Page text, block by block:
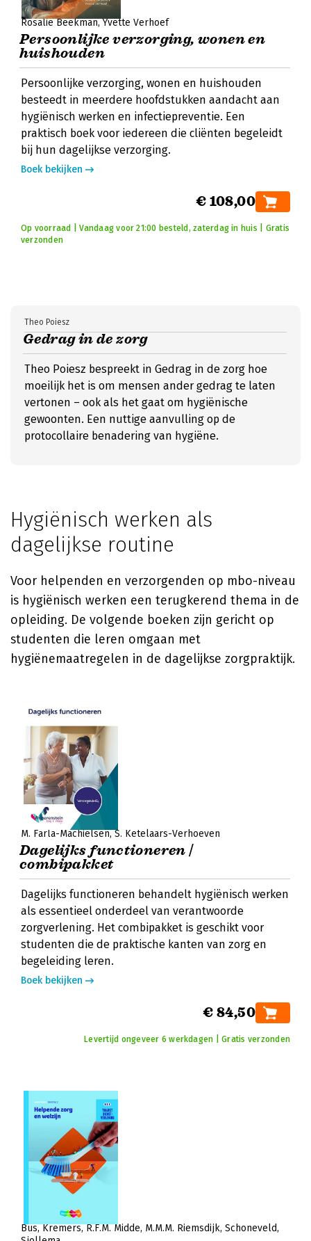
Rosalie Beekman Yvette Verhoef
Persoonlijke verzorging, wonen en
huishouden
Persoonlijke verzorging, wonen en huishouden
besteedt in meerdere hoofdstukken aandacht aan
hygiënisch werken en infectiepreventie. Een
praktisch boek voor iedereen die cliënten begeleidt
bij hun dagelijkse verzorging.
Boek bekijken
€ 108,00
Op voorraad | Vandaag voor 21:00 besteld, zaterdag in huis | Gratis
verzonden
Gedrag in de zorg
Theo Poiesz
Theo Poiesz bespreekt in Gedrag in de zorg hoe
moeilijk het is om mensen ander gedrag te laten
vertonen – ook als het gaat om hygiënische
gewoonten. Een nuttige aanvulling op de
protocollaire benadering van hygiëne.
Hygiënisch werken als
dagelijkse routine
Voor helpenden en verzorgenden op mbo-niveau
is hygiënisch werken een terugkerend thema in de
opleiding. De volgende boeken zijn gericht op
studenten die leren omgaan met
hygiënemaatregelen in de dagelijkse zorgpraktijk.
M. Farla-Machielsen S. Ketelaars-Verhoeven
Dagelijks functioneren |
combipakket
Dagelijks functioneren behandelt hygiënisch werken
als essentieel onderdeel van verantwoorde
zorgverlening. Het combipakket is geschikt voor
studenten die de praktische kanten van zorg en
begeleiding leren.
Boek bekijken
€ 84,50
Levertijd ongeveer 6 werkdagen | Gratis verzonden
Bus Kremers R.F.M. Midde M.M.M. Riemsdijk Schoneveld